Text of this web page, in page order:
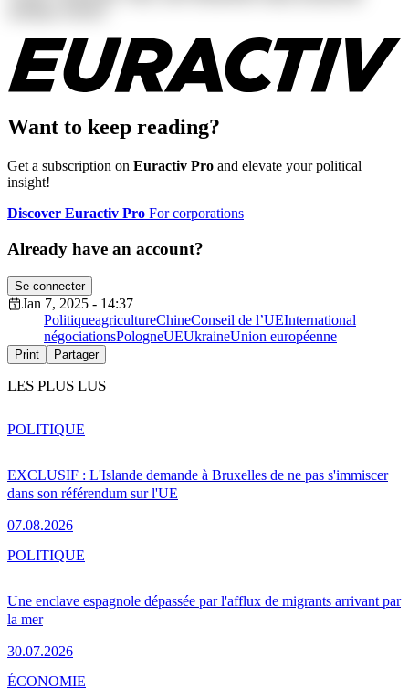
Want to keep reading?
Get a subscription on Euractiv Pro and elevate your political
insight!
Discover Euractiv Pro For corporations
Already have an account?
Se connecter
Jan 7, 2025 - 14:37
PolitiqueagricultureChineConseil de l’UEInternational
négociationsPologneUEUkraineUnion européenne
Print Partager
LES PLUS LUS
EXCLUSIF : L'Islande demande à Bruxelles de ne pas s'immiscer
dans son référendum sur l'UE
07.08.2026
POLITIQUE
Une enclave espagnole dépassée par l'afflux de migrants arrivant par
la mer
30.07.2026
POLITIQUE
ÉCONOMIE